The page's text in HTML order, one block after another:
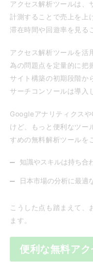
アクセス解析ツールは、
計測することで売上を上
滞在時間や回遊率を見る
アクセス解析ツールを活
為の問題点を定量的に把
サイト構築の初期段階か
サーチコンソールは導入
Googleアナリティクス
けど、もっと便利なツー
すめの無料解析ツールを
知識やスキルは持ち合
日本市場の分析に最適
こうした点も踏まえて、
ます。
便利な無料ア